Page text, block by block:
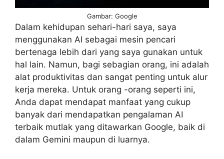
Gambar: Google
Dalam kehidupan sehari-hari saya, saya
menggunakan AI sebagai mesin pencari
bertenaga lebih dari yang saya gunakan untuk
hal lain. Namun, bagi sebagian orang, ini adalah
alat produktivitas dan sangat penting untuk alur
kerja mereka. Untuk orang -orang seperti ini,
Anda dapat mendapat manfaat yang cukup
banyak dari mendapatkan pengalaman AI
terbaik mutlak yang ditawarkan Google, baik di
dalam Gemini maupun di luarnya.